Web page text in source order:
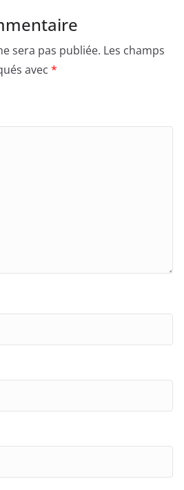
sera pas publiée. Les champs
avec *